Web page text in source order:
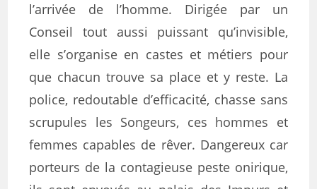
l’arrivée de l’homme. Dirigée par un
Conseil tout aussi puissant qu’invisible,
elle s’organise en castes et métiers pour
que chacun trouve sa place et y reste. La
police, redoutable d’efficacité, chasse sans
scrupules les Songeurs, ces hommes et
femmes capables de rêver. Dangereux car
porteurs de la contagieuse peste onirique,